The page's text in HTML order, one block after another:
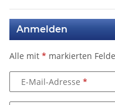
Anmelden
Alle mit * markierten
E-Mail-Adresse